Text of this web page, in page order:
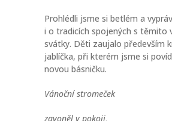
Prohlédli jsme si betlém a
i o tradicích spojených s těmito
svátky. Děti zaujalo především
jablíčka, při kterém jsme si
novou básničku.
Vánoční stromeček
zavoněl v pokoji,